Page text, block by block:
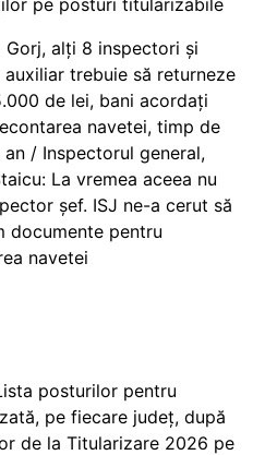
pe posturi titularizabile
Gorj, alți 8 inspectori și
auxiliar trebuie să returneze
de lei, bani acordați
navetei, timp de
an / Inspectorul general,
La vremea aceea nu
șef. ISJ ne-a cerut să
documente pentru
navetei
posturilor pentru
pe fiecare județ, după
de la Titularizare 2026 pe